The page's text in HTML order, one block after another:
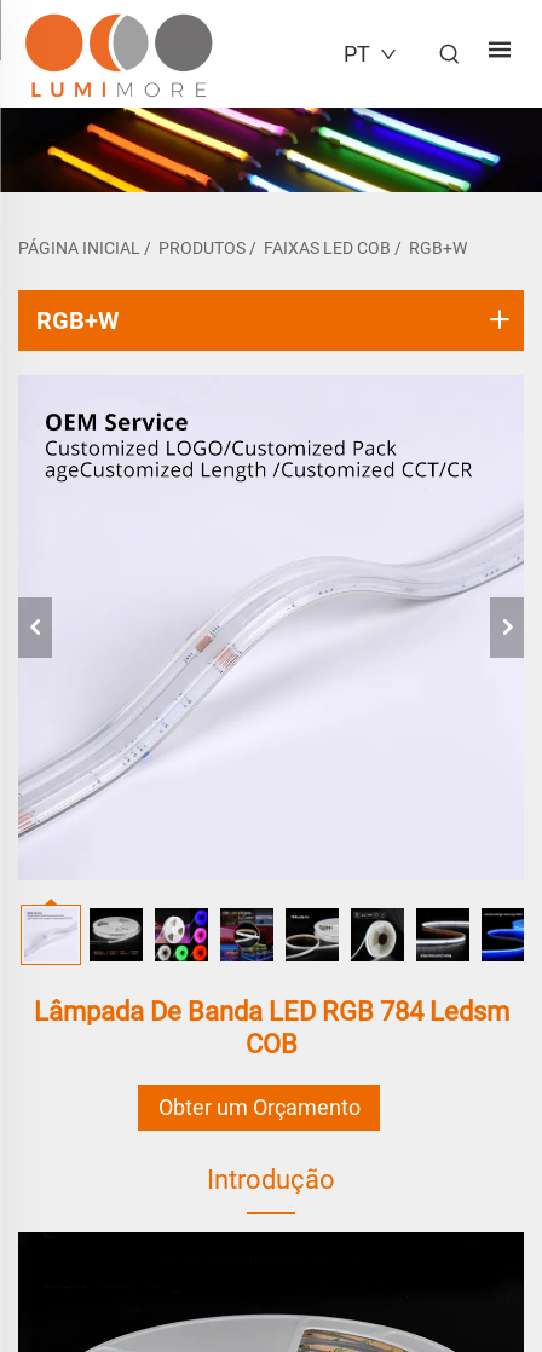
PT
PÁGINA INICIAL / PRODUTOS / FAIXAS LED COB / RGB+W
RGB+W
Lâmpada De Banda LED RGB 784 Ledsm
COB
Obter um Orçamento
Introdução